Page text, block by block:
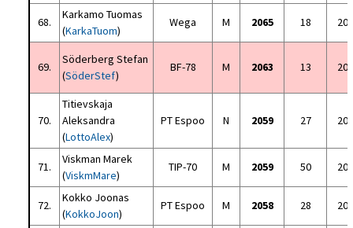
68.
Karkamo Tuomas
(KarkaTuom)
Wega M 2065 18
69.
Söderberg Stefan
(SöderStef)
BF-78 M 2063 13
70.
Titievskaja
Aleksandra
(LottoAlex)
PT Espoo N 2059 27
71.
Viskman Marek
(ViskmMare)
TIP-70 M 2059 50
72.
Kokko Joonas
(KokkoJoon)
PT Espoo M 2058 28